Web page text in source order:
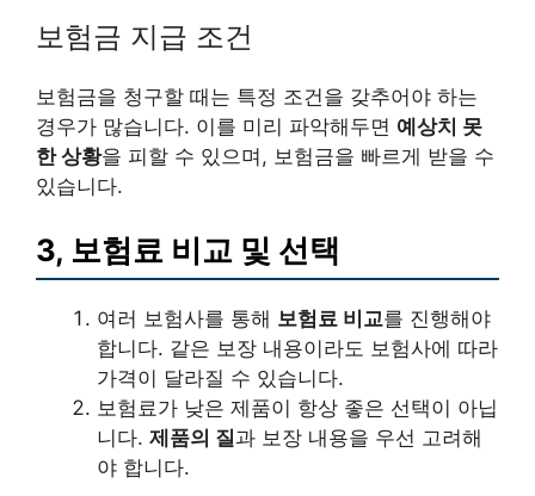
보험금 지급 조건
보험금을 청구할 때는 특정 조건을 갖추어야 하는
경우가 많습니다. 이를 미리 파악해두면 예상치 못
한 상황을 피할 수 있으며, 보험금을 빠르게 받을 수
있습니다.
3, 보험료 비교 및 선택
여러 보험사를 통해 보험료 비교를 진행해야
합니다. 같은 보장 내용이라도 보험사에 따라
가격이 달라질 수 있습니다.
보험료가 낮은 제품이 항상 좋은 선택이 아닙
니다. 제품의 질과 보장 내용을 우선 고려해
야 합니다.